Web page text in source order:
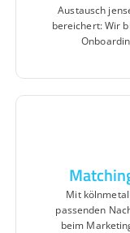
Austausch
bereichert: Wir
Mit
passenden
beim